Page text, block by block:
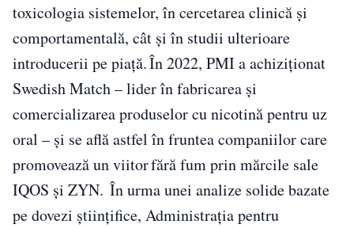
toxicologia sistemelor, în cercetarea clinică și
comportamentală, cât și în studii ulterioare
introducerii pe piață. În 2022, PMI a achiziționat
Swedish Match – lider în fabricarea și
comercializarea produselor cu nicotină pentru uz
oral – și se află astfel în fruntea companiilor care
promovează un viitor fără fum prin mărcile sale
IQOS și ZYN. În urma unei analize solide bazate
pe dovezi științifice, Administrația pentru